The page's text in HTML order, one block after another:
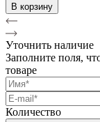
В корзину
Уточнить наличие
Заполните поля,
товаре
Количество